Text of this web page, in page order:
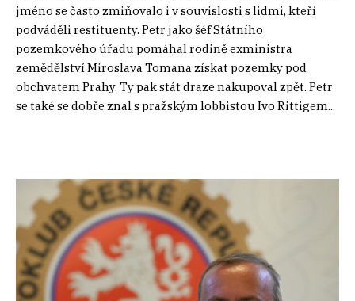
jméno se často zmiňovalo i v souvislosti s lidmi, kteří
podváděli restituenty. Petr jako šéf Státního
pozemkového úřadu pomáhal rodině exministra
zemědělství Miroslava Tomana získat pozemky pod
obchvatem Prahy. Ty pak stát draze nakupoval zpět. Petr
se také se dobře znal s pražským lobbistou Ivo Rittigem...